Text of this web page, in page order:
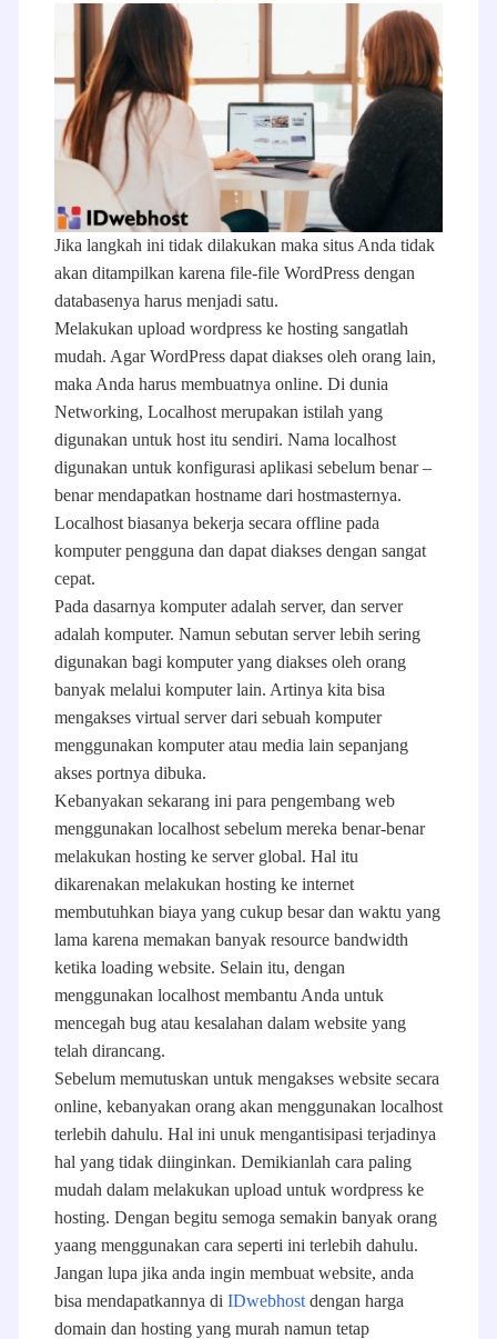
Jika langkah ini tidak dilakukan maka situs Anda tidak
akan ditampilkan karena file-file WordPress dengan
databasenya harus menjadi satu.
Melakukan upload wordpress ke hosting sangatlah
mudah. Agar WordPress dapat diakses oleh orang lain,
maka Anda harus membuatnya online. Di dunia
Networking, Localhost merupakan istilah yang
digunakan untuk host itu sendiri. Nama localhost
digunakan untuk konfigurasi aplikasi sebelum benar –
benar mendapatkan hostname dari hostmasternya.
Localhost biasanya bekerja secara offline pada
komputer pengguna dan dapat diakses dengan sangat
cepat.
Pada dasarnya komputer adalah server, dan server
adalah komputer. Namun sebutan server lebih sering
digunakan bagi komputer yang diakses oleh orang
banyak melalui komputer lain. Artinya kita bisa
mengakses virtual server dari sebuah komputer
menggunakan komputer atau media lain sepanjang
akses portnya dibuka.
Kebanyakan sekarang ini para pengembang web
menggunakan localhost sebelum mereka benar-benar
melakukan hosting ke server global. Hal itu
dikarenakan melakukan hosting ke internet
membutuhkan biaya yang cukup besar dan waktu yang
lama karena memakan banyak resource bandwidth
ketika loading website. Selain itu, dengan
menggunakan localhost membantu Anda untuk
mencegah bug atau kesalahan dalam website yang
telah dirancang.
Sebelum memutuskan untuk mengakses website secara
online, kebanyakan orang akan menggunakan localhost
terlebih dahulu. Hal ini unuk mengantisipasi terjadinya
hal yang tidak diinginkan. Demikianlah cara paling
mudah dalam melakukan upload untuk wordpress ke
hosting. Dengan begitu semoga semakin banyak orang
yaang menggunakan cara seperti ini terlebih dahulu.
Jangan lupa jika anda ingin membuat website, anda
bisa mendapatkannya di IDwebhost dengan harga
domain dan hosting yang murah namun tetap